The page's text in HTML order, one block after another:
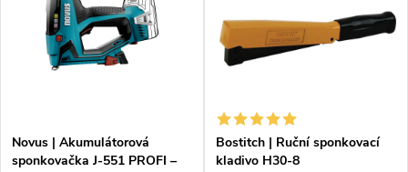
Novus | Akumulátorová
sponkovačka J-551 PROFI –
Bostitch | Ruční sponkovací
kladivo H30-8